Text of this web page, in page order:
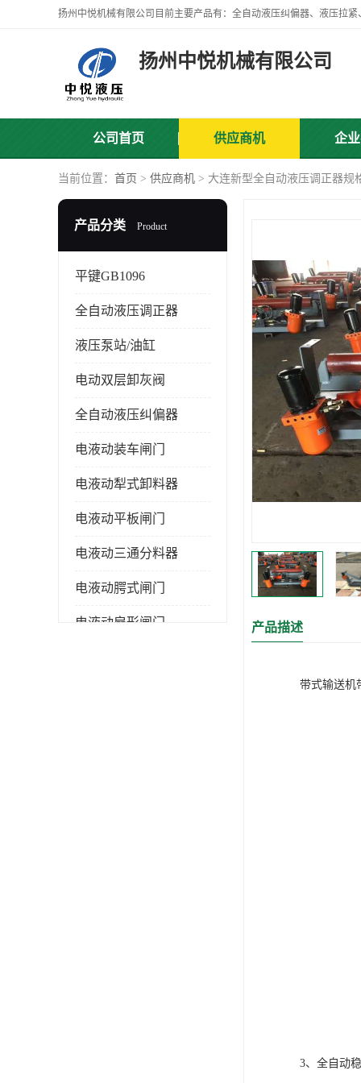
扬州中悦机械有限公司
公司首页 供应商机 企
当前位置： 首页 > 供应商机 > 大连新型全自动液压调正器规
产品分类 Product
平键GB1096
全自动液压调正器
液压泵站/油缸
电动双层卸灰阀
全自动液压纠偏器
电液动装车闸门
电液动犁式卸料器
电液动平板闸门
电液动三通分料器
电液动腭式闸门
电液动扇形闸门 产品描述
带式输送机
3、全自动